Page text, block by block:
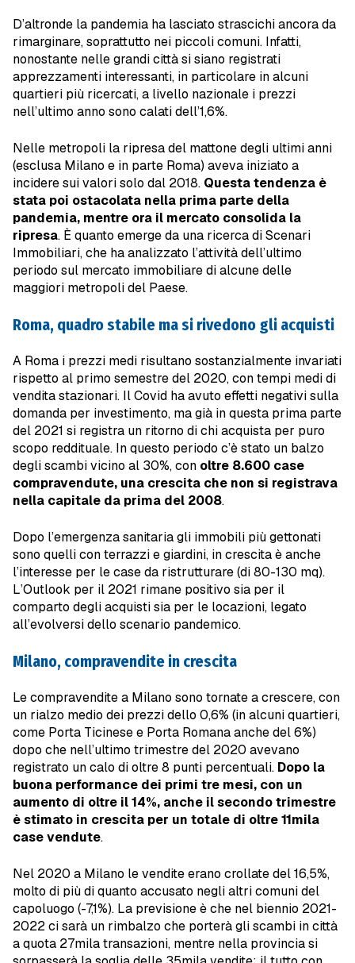
D’altronde la pandemia ha lasciato strascichi ancora da
rimarginare, soprattutto nei piccoli comuni. Infatti,
nonostante nelle grandi città si siano registrati
apprezzamenti interessanti, in particolare in alcuni
quartieri più ricercati, a livello nazionale i prezzi
nell’ultimo anno sono calati dell’1,6%.
Nelle metropoli la ripresa del mattone degli ultimi anni
(esclusa Milano e in parte Roma) aveva iniziato a
incidere sui valori solo dal 2018. Questa tendenza è
stata poi ostacolata nella prima parte della
pandemia, mentre ora il mercato consolida la
ripresa. È quanto emerge da una ricerca di Scenari
Immobiliari, che ha analizzato l’attività dell’ultimo
periodo sul mercato immobiliare di alcune delle
maggiori metropoli del Paese.
Roma, quadro stabile ma si rivedono gli acquisti
A Roma i prezzi medi risultano sostanzialmente invariati
rispetto al primo semestre del 2020, con tempi medi di
vendita stazionari. Il Covid ha avuto effetti negativi sulla
domanda per investimento, ma già in questa prima parte
del 2021 si registra un ritorno di chi acquista per puro
scopo reddituale. In questo periodo c’è stato un balzo
degli scambi vicino al 30%, con oltre 8.600 case
compravendute, una crescita che non si registrava
nella capitale da prima del 2008.
Dopo l’emergenza sanitaria gli immobili più gettonati
sono quelli con terrazzi e giardini, in crescita è anche
l’interesse per le case da ristrutturare (di 80-130 mq).
L’Outlook per il 2021 rimane positivo sia per il
comparto degli acquisti sia per le locazioni, legato
all’evolversi dello scenario pandemico.
Milano, compravendite in crescita
Le compravendite a Milano sono tornate a crescere, con
un rialzo medio dei prezzi dello 0,6% (in alcuni quartieri,
come Porta Ticinese e Porta Romana anche del 6%)
dopo che nell’ultimo trimestre del 2020 avevano
registrato un calo di oltre 8 punti percentuali. Dopo la
buona performance dei primi tre mesi, con un
aumento di oltre il 14%, anche il secondo trimestre
è stimato in crescita per un totale di oltre 11mila
case vendute.
Nel 2020 a Milano le vendite erano crollate del 16,5%,
molto di più di quanto accusato negli altri comuni del
capoluogo (-7,1%). La previsione è che nel biennio 2021-
2022 ci sarà un rimbalzo che porterà gli scambi in città
a quota 27mila transazioni, mentre nella provincia si